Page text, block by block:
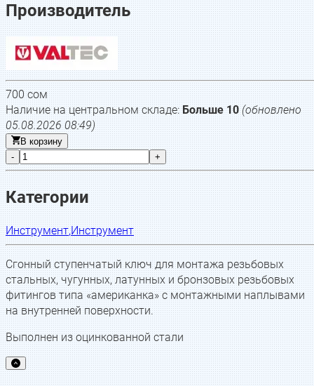
Производитель
700сом
Наличие на центральном складе: Больше 10 (обновлено
05.08.2026 08:49)
В корзину
-
+
Категории
Инструмент,Инструмент
Сгонный ступенчатый ключ для монтажа резьбовых
стальных, чугунных, латунных и бронзовых резьбовых
фитингов типа «американка» с монтажными наплывами
на внутренней поверхности.
Выполнен из оцинкованной стали